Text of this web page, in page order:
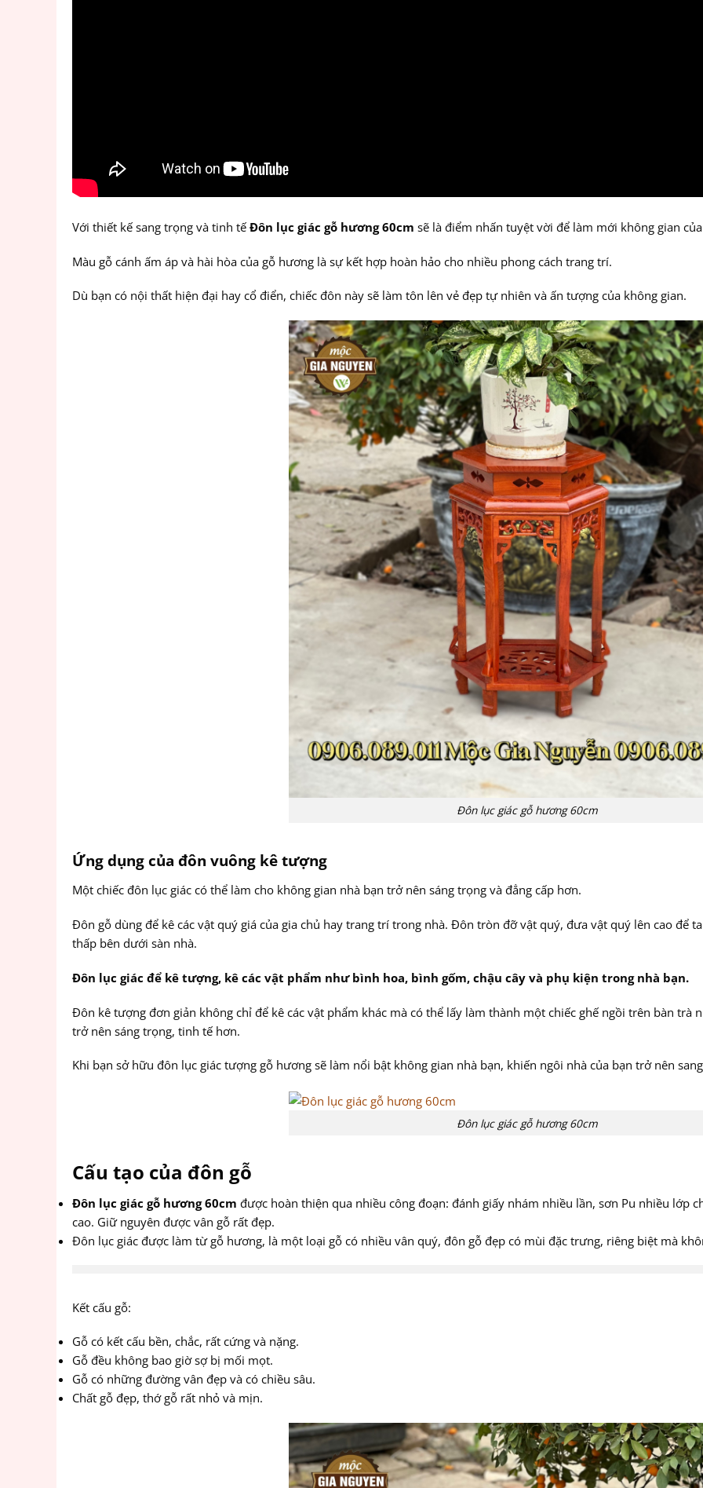
Với thiết kế sang trọng và tinh tế Đôn lục giác gỗ hương 60cm sẽ là điểm nhấn tuyệt vời để làm mới không gian
Màu gỗ cánh ấm áp và hài hòa của gỗ hương là sự kết hợp hoàn hảo cho nhiều phong cách trang trí.
Dù bạn có nội thất hiện đại hay cổ điển, chiếc đôn này sẽ làm tôn lên vẻ đẹp tự nhiên và ấn tượng của không gian.
Đôn lục giác gỗ hương 60cm
Ứng dụng của đôn vuông kê tượng
Một chiếc đôn lục giác có thể làm cho không gian nhà bạn trở nên sáng trọng và đẳng cấp hơn.
Đôn gỗ dùng để kê các vật quý giá của gia chủ hay trang trí trong nhà. Đôn tròn đỡ vật quý, đưa vật quý lên cao để
thấp bên dưới sàn nhà.
Đôn lục giác để kê tượng, kê các vật phẩm như bình hoa, bình gốm, chậu cây và phụ kiện trong nhà bạn.
Đôn kê tượng đơn giản không chỉ để kê các vật phẩm khác mà có thể lấy làm thành một chiếc ghế ngồi trên bàn trà
trở nên sáng trọng, tinh tế hơn.
Khi bạn sở hữu đôn lục giác tượng gỗ hương sẽ làm nổi bật không gian nhà bạn, khiến ngôi nhà của bạn trở nên
Đôn lục giác gỗ hương 60cm
Cấu tạo của đôn gỗ
Đôn lục giác gỗ hương 60cm được hoàn thiện qua nhiều công đoạn: đánh giấy nhám nhiều lần, sơn Pu nhiều lớp
cao. Giữ nguyên được vân gỗ rất đẹp.
Đôn lục giác được làm từ gỗ hương, là một loại gỗ có nhiều vân quý, đôn gỗ đẹp có mùi đặc trưng, riêng biệt mà
Kết cấu gỗ:
Gỗ có kết cấu bền, chắc, rất cứng và nặng.
Gỗ đều không bao giờ sợ bị mối mọt.
Gỗ có những đường vân đẹp và có chiều sâu.
Chất gỗ đẹp, thớ gỗ rất nhỏ và mịn.